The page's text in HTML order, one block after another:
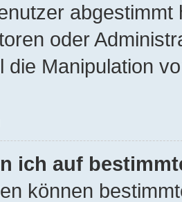
oder
die Manipulation
ich auf
können